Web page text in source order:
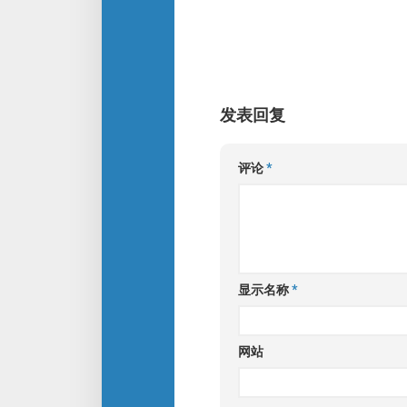
发表回复
评论*
显示名称*
网站